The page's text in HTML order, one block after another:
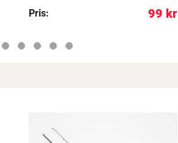
Pris: 99 kr